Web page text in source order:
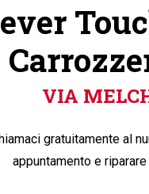
VIA
gratuitamente al
appuntamento e